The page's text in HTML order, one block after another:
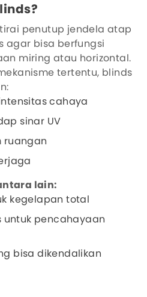
penutup jendela atap
agar bisa berfungsi
miring atau horizontal.
tertentu, blinds
cahaya
sinar UV
ruangan
lain:
kegelapan total
pencahayaan
bisa dikendalikan